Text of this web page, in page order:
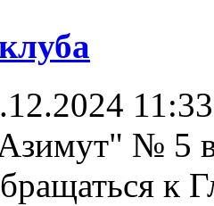
11:33
№ 5
к